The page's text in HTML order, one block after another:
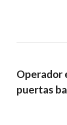
Operador
puertas